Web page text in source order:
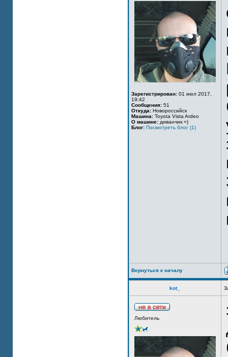
Зарегистрирован: 01 июл 2017,
19:42
Сообщения: 51
Откуда: Новороссийск
Машина: Toyota Vista Ardeo
О машине: диванчик =)
Блог: Посмотреть блог (1)
Вернуться к началу
kot_
Любитель